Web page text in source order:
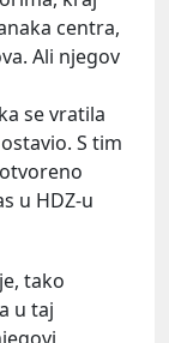
centra,
Ali njegov
se vratila
S tim
u HDZ-u
tako
u taj